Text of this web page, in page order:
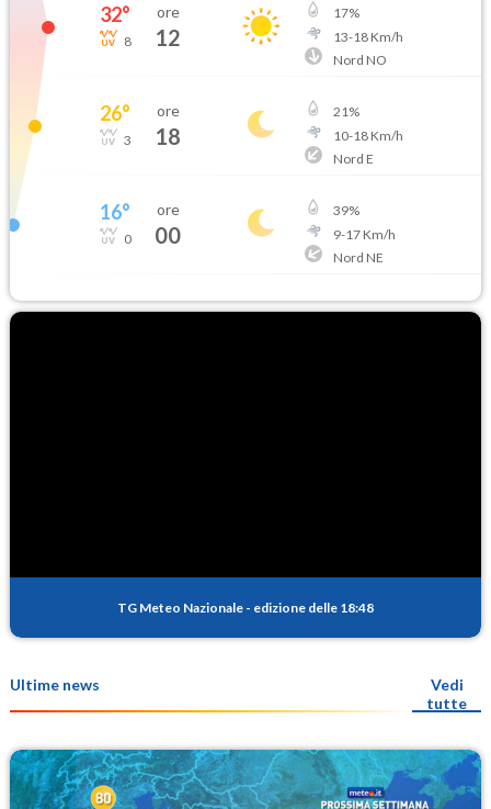
32°
8
ore
12
17%
13-18Km/h
Nord NO
26°
3
ore
18
21%
10-18Km/h
Nord E
16°
0
ore
00
39%
9-17Km/h
Nord NE
TG Meteo Nazionale - edizione delle 18:48
Ultime news
Vedi
tutte